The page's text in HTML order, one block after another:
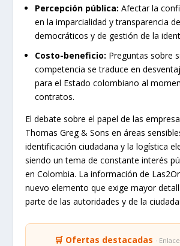
Percepción pública: Afectar la
en la imparcialidad y transparencia
democráticos y de gestión de la
Costo-beneficio: Preguntas sobre
competencia se traduce en
para el Estado colombiano al
contratos.
El debate sobre el papel de las
Thomas Greg & Sons en áreas
identificación ciudadana y la logística
siendo un tema de constante interés
en Colombia. La información de
nuevo elemento que exige mayor
parte de las autoridades y de la
🛒 Ofertas destacadas ·